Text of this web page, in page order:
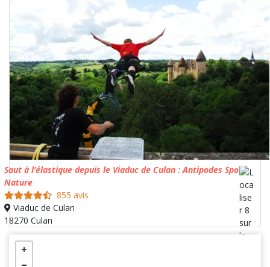
Saut à l’élastique depuis le Viaduc de Culan : Antipodes Sport
Nature
855 avis
Viaduc de Culan
18270 Culan